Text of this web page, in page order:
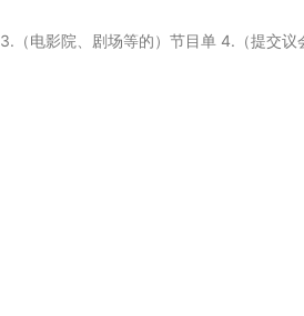
（电影院、剧场等的）节目单 4.（提交议